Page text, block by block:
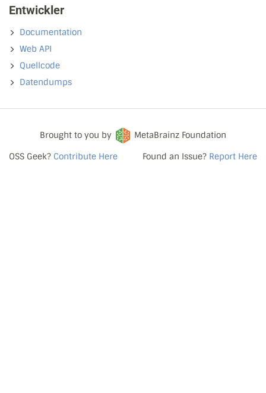
Entwickler
Documentation
Web API
Quellcode
Datendumps
OSS Geek? Contribute Here
Brought to you by
MetaBrainz Foundation
Found an Issue? Report Here